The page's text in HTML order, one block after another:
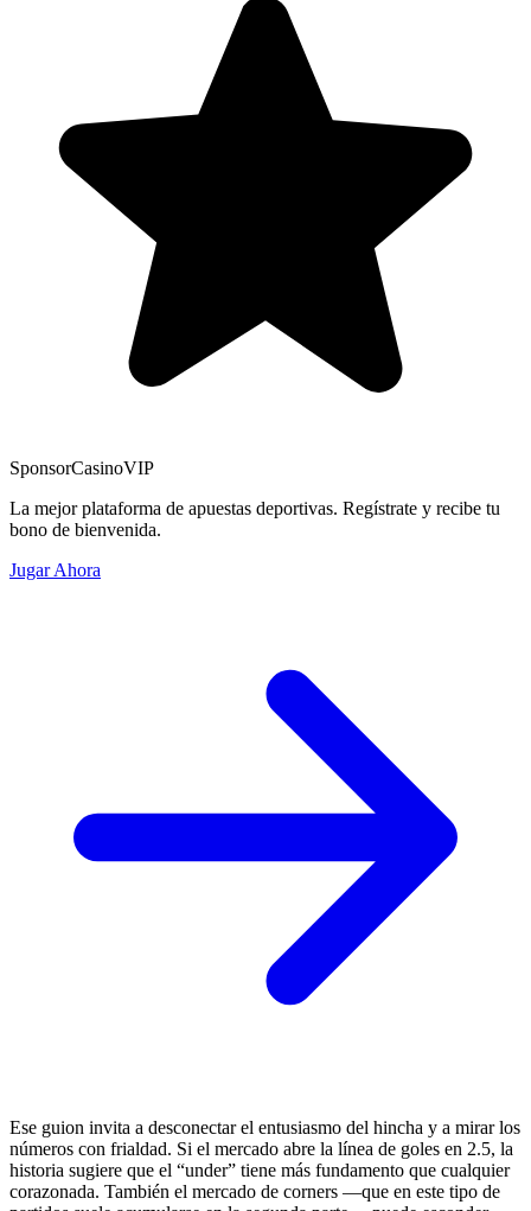
SponsorCasinoVIP
La mejor plataforma de apuestas deportivas. Regístrate y recibe tu
bono de bienvenida.
Jugar Ahora
Ese guion invita a desconectar el entusiasmo del hincha y a mirar los
números con frialdad. Si el mercado abre la línea de goles en 2.5, la
historia sugiere que el “under” tiene más fundamento que cualquier
corazonada. También el mercado de corners —que en este tipo de